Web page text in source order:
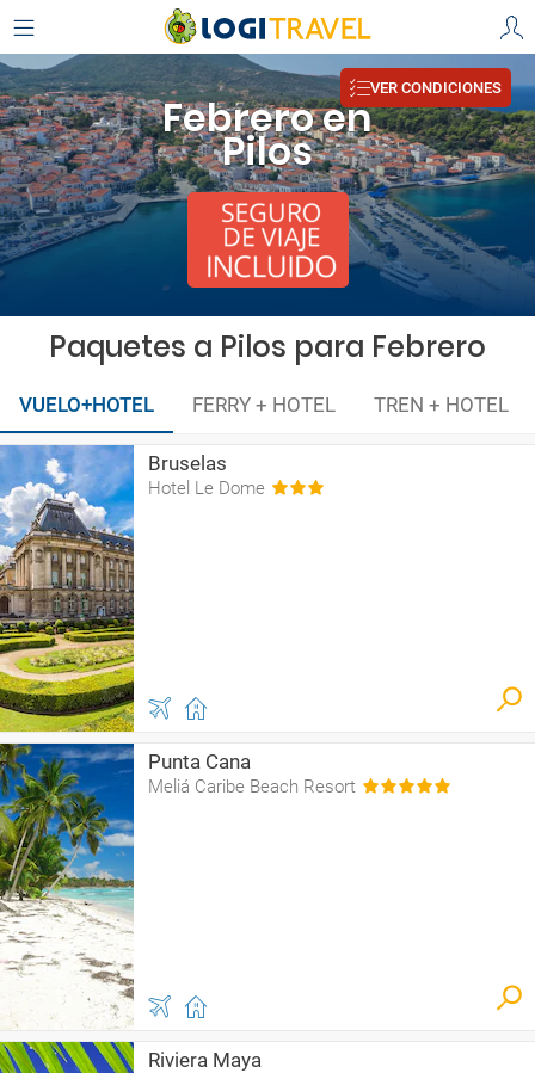
Febrero en
Pilos
VER CONDICIONES
Paquetes a Pilos para Febrero
VUELO+HOTEL FERRY + HOTEL TREN + HOTEL
Bruselas
Hotel Le Dome
Punta Cana
Meliá Caribe Beach Resort
Riviera Maya